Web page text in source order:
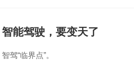
智能驾驶，要变天了
智驾“临界点”。